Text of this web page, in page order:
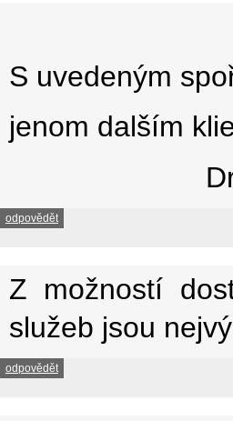
S uvedeným
jenom dalším
odpovědět
Z možností
služeb jsou
odpovědět